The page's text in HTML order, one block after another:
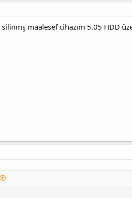
maalesef cihazım 5.05 HDD